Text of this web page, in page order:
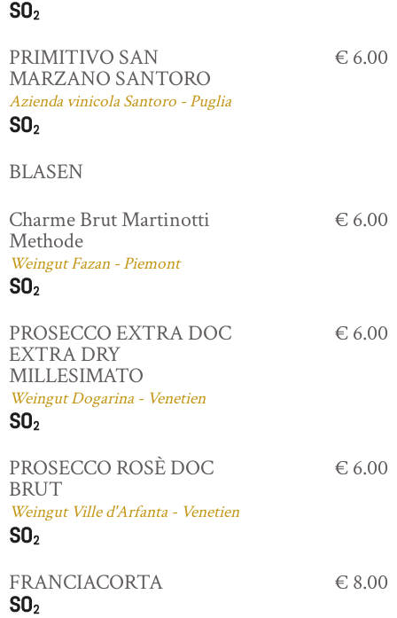
PRIMITIVO SAN
MARZANO SANTORO
Azienda vinicola Santoro - Puglia
€ 6.00
BLASEN
Charme Brut Martinotti
Methode
Weingut Fazan - Piemont
€ 6.00
PROSECCO EXTRA DOC
EXTRA DRY
MILLESIMATO
Weingut Dogarina - Venetien
€ 6.00
PROSECCO ROSÈ DOC
BRUT
Weingut Ville d'Arfanta - Venetien
€ 6.00
FRANCIACORTA € 8.00